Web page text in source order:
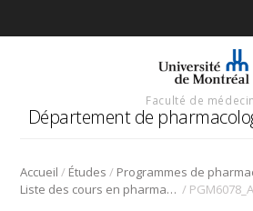
Faculté de
Département de
Accueil / Études /
Liste des cours en pharmacologie /